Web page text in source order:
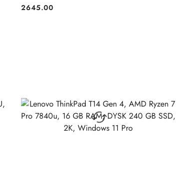
Cena:
2645.00